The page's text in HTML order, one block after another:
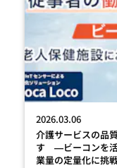
2026.03.06
介護サービスの品
す ―ビーコンを活
業量の定量化に挑